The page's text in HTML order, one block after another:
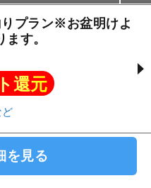
プラン※お盆明けよ
す。
還元
を見る